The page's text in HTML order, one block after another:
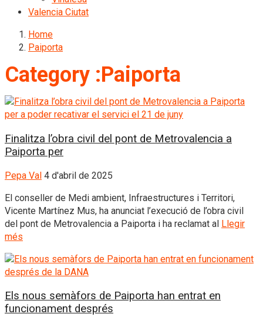
Valencia Ciutat
Home
Paiporta
Category :Paiporta
Finalitza l’obra civil del pont de Metrovalencia a
Paiporta per
Pepa Val 4 d'abril de 2025
El conseller de Medi ambient, Infraestructures i Territori,
Vicente Martínez Mus, ha anunciat l’execució de l’obra civil
del pont de Metrovalencia a Paiporta i ha reclamat al Llegir
més
Els nous semàfors de Paiporta han entrat en
funcionament després